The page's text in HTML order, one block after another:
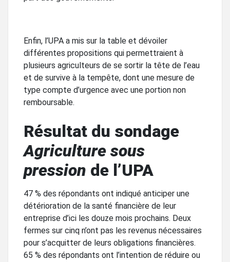
Enfin, l’UPA a mis sur la table et dévoiler
différentes propositions qui permettraient à
plusieurs agriculteurs de se sortir la tête de l’eau
et de survive à la tempête, dont une mesure de
type compte d’urgence avec une portion non
remboursable.
Résultat du sondage
Agriculture sous
pression de l’UPA
47 % des répondants ont indiqué anticiper une
détérioration de la santé financière de leur
entreprise d’ici les douze mois prochains. Deux
fermes sur cinq n’ont pas les revenus nécessaires
pour s’acquitter de leurs obligations financières.
65 % des répondants ont l’intention de réduire ou